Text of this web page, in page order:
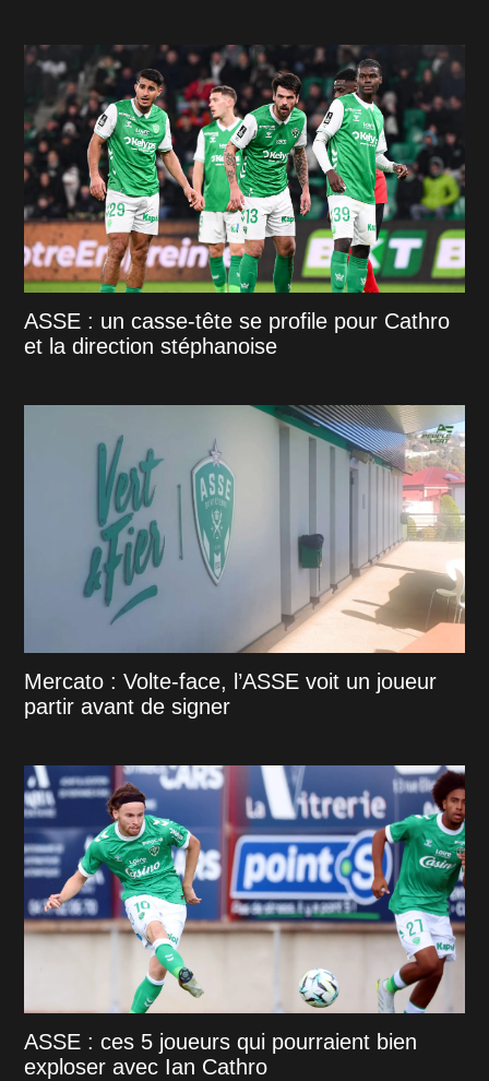
ASSE : un casse-tête se profile pour Cathro
et la direction stéphanoise
Mercato : Volte-face, l’ASSE voit un joueur
partir avant de signer
ASSE : ces 5 joueurs qui pourraient bien
exploser avec Ian Cathro